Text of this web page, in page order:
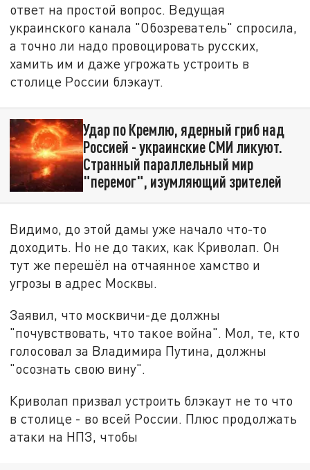
ответ на простой вопрос. Ведущая
украинского канала "Обозреватель" спросила,
а точно ли надо провоцировать русских,
хамить им и даже угрожать устроить в
столице России блэкаут.
Удар по Кремлю, ядерный гриб над
Россией - украинские СМИ ликуют.
Странный параллельный мир
"перемог", изумляющий зрителей
Видимо, до этой дамы уже начало что-то
доходить. Но не до таких, как Криволап. Он
тут же перешёл на отчаянное хамство и
угрозы в адрес Москвы.
Заявил, что москвичи-де должны
"почувствовать, что такое война". Мол, те, кто
голосовал за Владимира Путина, должны
"осознать свою вину".
Криволап призвал устроить блэкаут не то что
в столице - во всей России. Плюс продолжать
атаки на НПЗ, чтобы